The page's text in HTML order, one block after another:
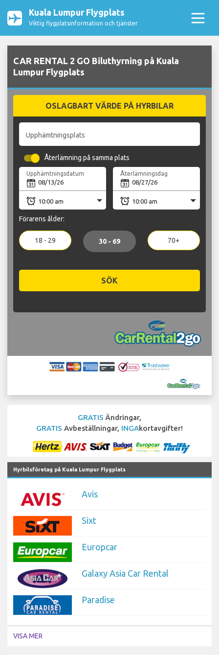
Kuala Lumpur Flygplats
Viktig flygplatsinformation och tjänster
CAR RENTAL 2 GO Biluthyrning på Kuala
Lumpur Flygplats
OSLAGBART VÄRDE PÅ HYRBILAR
Upphämtningsplats
Återlämning på samma plats
Upphämtningsdatum Återlämningsdag
Förarens ålder:
18 - 29 30 - 69 70+
SÖK
GRATIS Ändringar,
GRATIS Avbeställningar, INGAkortavgifter!
Hyrbilsföretag på Kuala Lumpur Flygplats
Avis
Sixt
Europcar
Galaxy Asia Car Rental
Paradise
VISA MER